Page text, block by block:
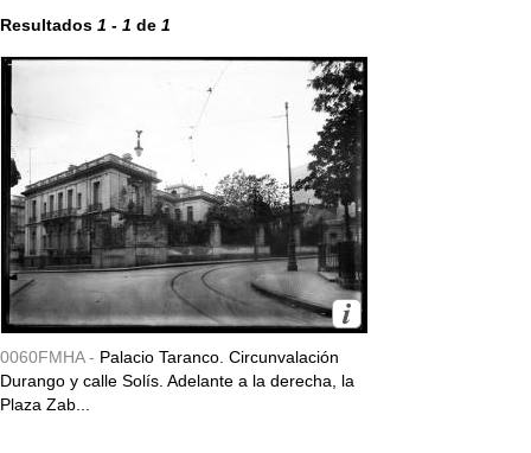
Resultados 1 - 1 de 1
0060FMHA - Palacio Taranco. Circunvalación
Durango y calle Solís. Adelante a la derecha, la
Plaza Zab...